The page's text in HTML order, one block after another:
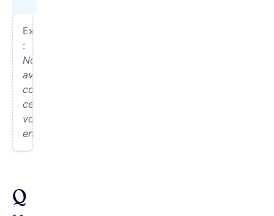
Exemple
:
Nous
avons
construit
ce
voilier
ensemble.
Q